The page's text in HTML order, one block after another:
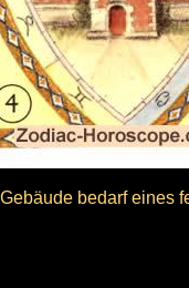
bedarf eines